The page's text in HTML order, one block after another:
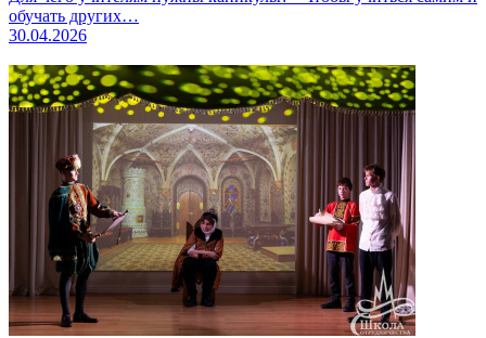
обучать других…
30.04.2026